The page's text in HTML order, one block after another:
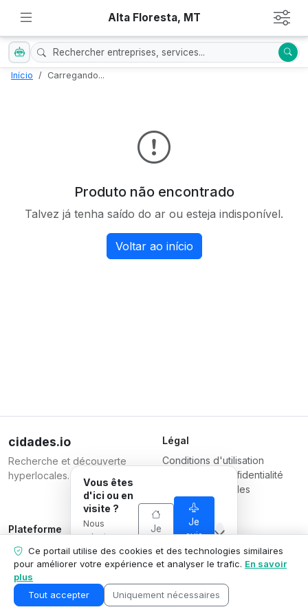
Alta Floresta, MT
Início Carregando...
Produto não encontrado
Talvez já tenha saído do ar ou esteja indisponível.
Voltar ao início
cidades.io
Recherche et découverte
hyperlocales.
Légal
Conditions d'utilisation
Politique de confidentialité
Conditions pour les
entreprises
Plateforme
Inscrire une entreprise
Forfaits
Contactez-nous
Espace entreprise
Responsable
Serverplace Serviços de
Internet
© 2026
Ce portail utilise des cookies et des technologies similaires
pour améliorer votre expérience et analyser le trafic. En savoir
plus
Tout accepter
Uniquement nécessaires
Vous êtes
d'ici ou en
visite ?
Nous
adaptons ce
que nous
montrons à
situation.
Je
d'ici
Je
suis
en
visite